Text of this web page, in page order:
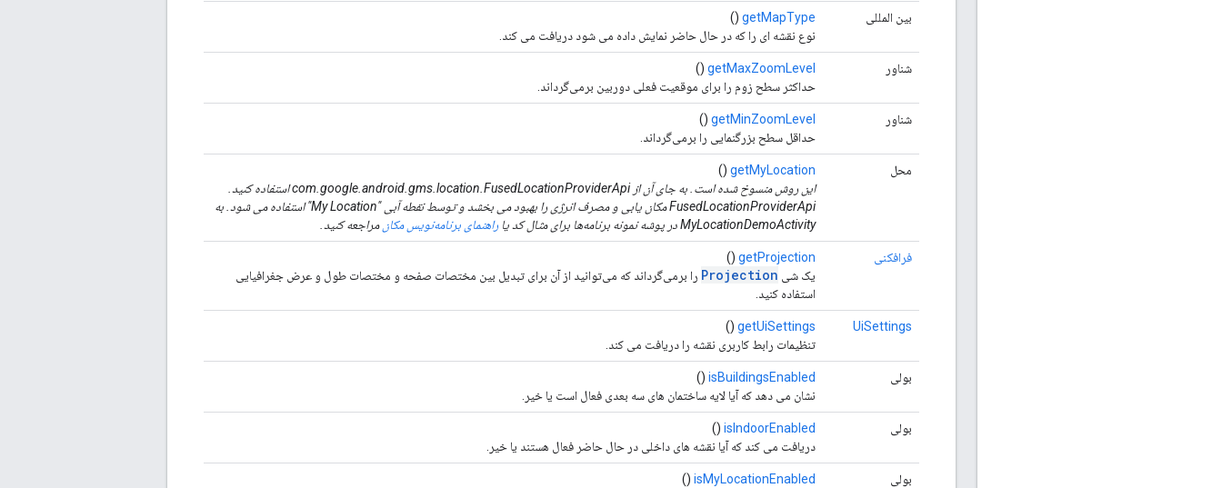
بین المللی getMapType
()
نوع نقشه ای را که در حال حاضر نمایش داده می شود دریافت می کند.
شناور getMaxZoomLevel
()
حداکثر سطح زوم را برای موقعیت فعلی دوربین برمی‌گرداند.
شناور getMinZoomLevel
()
حداقل سطح بزرگنمایی را برمی‌گرداند.
محل getMyLocation
()
این روش منسوخ شده است. به جای آن از com.google.android.gms.location.FusedLocationProviderApi استفاده کنید.
FusedLocationProviderApi مکان یابی و مصرف انرژی را بهبود می بخشد و توسط نقطه آبی "My Location" استفاده می شود. به
MyLocationDemoActivity در پوشه نمونه برنامه‌ها برای مثال کد یا
راهنمای برنامه‌نویس مکان مراجعه کنید.
فرافکنی getProjection
()
یک شی Projection را برمی‌گرداند که می‌توانید از آن برای تبدیل بین مختصات صفحه و مختصات طول و عرض جغرافیایی
استفاده کنید.
UiSettings
getUiSettings
()
تنظیمات رابط کاربری نقشه را دریافت می کند.
بولی isBuildingsEnabled
()
نشان می دهد که آیا لایه ساختمان های سه بعدی فعال است یا خیر.
بولی isIndoorEnabled
()
دریافت می کند که آیا نقشه های داخلی در حال حاضر فعال هستند یا خیر.
بولی isMyLocationEnabled
()